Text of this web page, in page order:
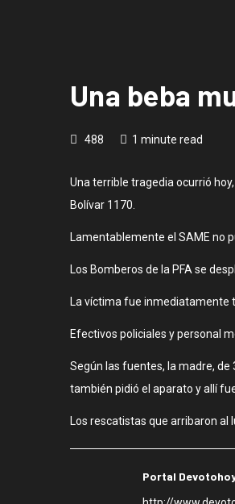
Una beba
488 1 minute read
Una terrible tragedia ocurrió
Bolívar 1170.
Lamentablemente el SAME no
Los Bomberos de la PFA se
La víctima fue inmediatamente
Efectivos policiales y personal
Según las fuentes, la madre, de
también pidió el aparato y allí
Los rescatistas que arribaron al
Portal